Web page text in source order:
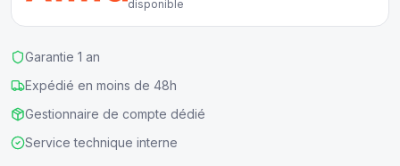
disponible
Garantie 1 an
Expédié en moins de 48h
Gestionnaire de compte dédié
Service technique interne